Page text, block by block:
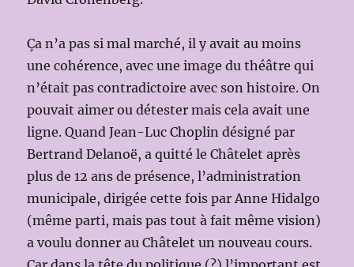
Ça n’a pas si mal marché, il y avait au moins
une cohérence, avec une image du théâtre qui
n’était pas contradictoire avec son histoire. On
pouvait aimer ou détester mais cela avait une
ligne. Quand Jean-Luc Choplin désigné par
Bertrand Delanoë, a quitté le Châtelet après
plus de 12 ans de présence, l’administration
municipale, dirigée cette fois par Anne Hidalgo
(même parti, mais pas tout à fait même vision)
a voulu donner au Châtelet un nouveau cours.